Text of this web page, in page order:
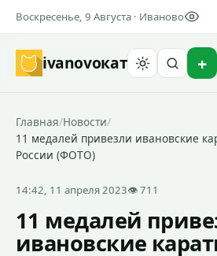
Воскресенье, 9 Августа · Иваново
ivanovoкат
Главная/Новости/
11 медалей привезли ивановские
России (ФОТО)
14:42, 11 апреля 2023👁 711
11 медалей
ивановские